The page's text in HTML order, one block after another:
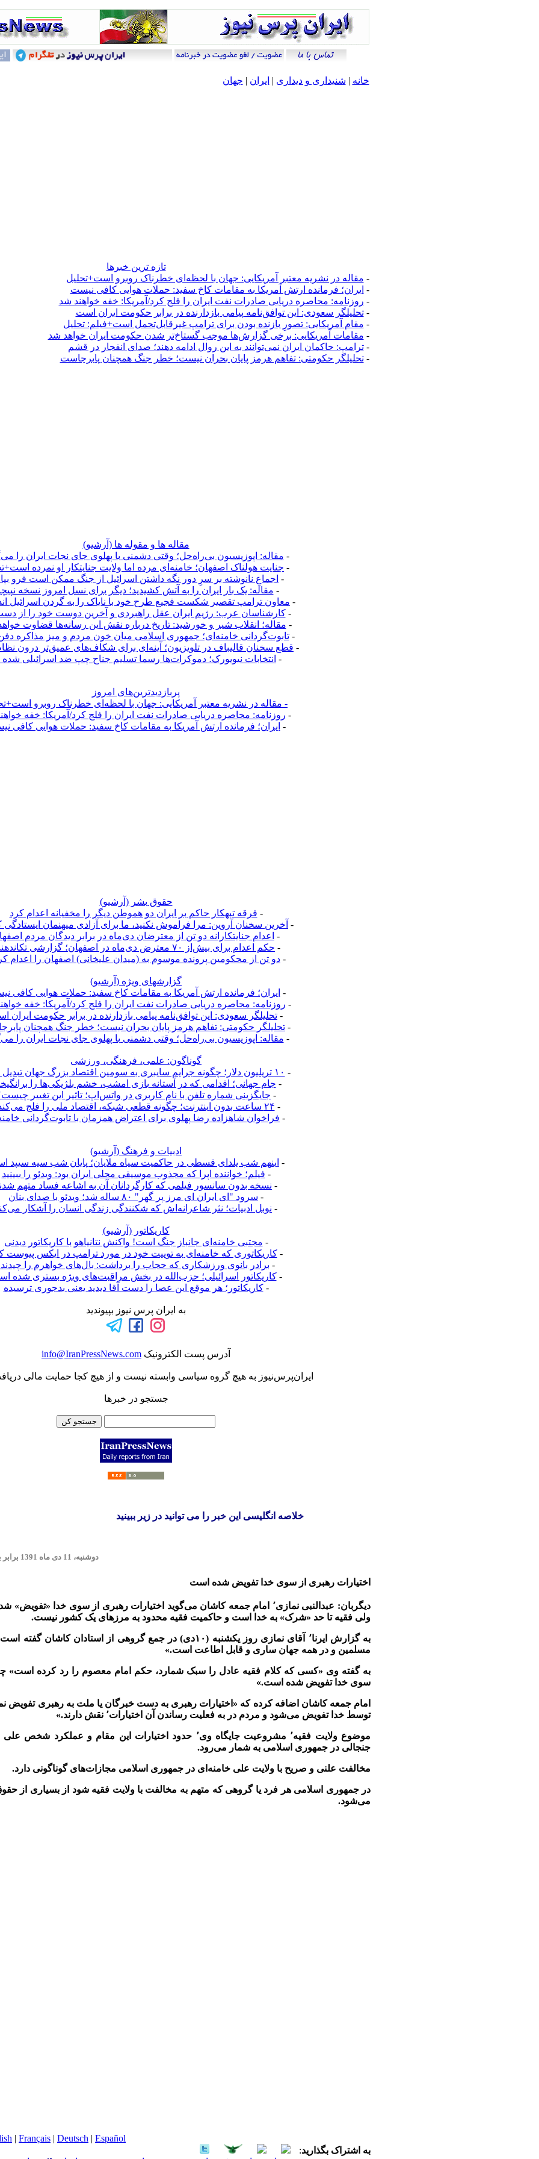
خانه | شنيداری و ديداری | ایران | جهان
تازه ترين خبرها
- مقاله در نشریه معتبر آمریکایی: جهان با لحظه‌ای خطرناک روبرو است+تحلیل
- ایران؛ فرمانده ارتش آمریکا به مقامات کاخ سفید: حملات هوایی کافی نیست
- روزنامه: محاصره دریایی صادرات نفت ایران را فلج کرد/آمریکا: خفه خواهند شد
-تحلیلگر سعودی: این توافق‌نامه پیامی بازدارنده در برابر حکومت ایران است
- مقام آمریکایی: تصورِ بازنده بودن برای ترامپ غیرقابل‌تحمل است+فیلم: تحلیل
- مقامات آمریکایی: برخی گزارش‌ها موجب گستاخ‌تر شدن حکومت ایران خواهد شد
-ترامپ: حاکمان ایران نمی‌توانند به این روال ادامه دهند؛ صدای انفجار در قشم
-تحلیلگر حکومتی: تفاهم هرمز پایان بحران نیست؛ خطر جنگ همچنان پابرجاست
مقاله ها و مقوله ها (آرشيو)
- مقاله: اپوزیسیون بی‌راه‌حل؛ وقتی دشمنی با پهلوی جای نجات ایران را
- جنایت هولناک اصفهان؛ خامنه‌ای مرده اما ولایت جنایتکار او نمرده
- اجماعِ نانوشته بر سرِ دور نگه داشتن اسرائیل از جنگ ممکن است فرو
- مقاله: یک بار ایران را به آتش کشیدید؛ دیگر برای نسل امروز نسخه
- معاون ترامپ تقصیر شکست فجیع طرح خود با نایاک را به گردن اسرائیل
-کارشناسان عرب: رژیم ایران عقل راهبردی و آخرین دوست خود را از
- مقاله؛ انقلاب شیر و خورشید: تاریخ درباره نقش این رسانه‌ها قضاوت
-تابوت‌گردانی خامنه‌ای؛ جمهوری اسلامی میان خون مردم و میز مذاکره
- قطع سخنان قالیباف در تلویزیون؛ آینه‌ای برای شکاف‌های عمیق‌تر درون
- انتخابات نیویورک؛ دموکرات‌ها رسما تسلیم جناح چپ ضد اسرائیلی شده
پربازدیدترین‌های امروز
- مقاله در نشریه معتبر آمریکایی: جهان با لحظه‌ای خطرناک روبرو
- روزنامه: محاصره دریایی صادرات نفت ایران را فلج کرد/آمریکا: خفه
- ایران؛ فرمانده ارتش آمریکا به مقامات کاخ سفید: حملات هوایی کافی
حقوق بشر (آرشيو)
- فرقه تبهکار حاکم بر ایران دو هموطن دیگر را مخفیانه اعدام کرد
- آخرین سخنان آروین: مرا فراموش نکنید، ما برای آزادی میهنمان ایستادگی
- اعدام جنایتکارانه دو تن از معترضان دی‌ماه در برابر دیدگان مردم
- حکم اعدام برای بیش‌از ۷۰ معترض دی‌ماه در اصفهان؛ گزارشی تکاندهنده
- دو تن از محکومین پرونده موسوم به (میدان علیخانی) اصفهان را اعدام
گزارشهای ویژه (آرشيو)
- ایران؛ فرمانده ارتش آمریکا به مقامات کاخ سفید: حملات هوایی کافی
- روزنامه: محاصره دریایی صادرات نفت ایران را فلج کرد/آمریکا: خفه
- تحلیلگر سعودی: این توافق‌نامه پیامی بازدارنده در برابر حکومت ایران
- تحلیلگر حکومتی: تفاهم هرمز پایان بحران نیست؛ خطر جنگ همچنان
- مقاله: اپوزیسیون بی‌راه‌حل؛ وقتی دشمنی با پهلوی جای نجات ایران را
گوناگون: علمی، فرهنگی، ورزشی
- ۱۰ تریلیون دلار؛ چگونه جرایم سایبری به سومین اقتصاد بزرگ جهان تبدیل شد؟
- جام جهانی؛ اقدامی که در آستانه بازی امشب، خشم بلژیکی‌ها را
- جایگزینی شماره تلفن با نام کاربری در واتس‌اپ؛ تاثیر این تغییر
- ۲۴ ساعت بدون اینترنت؛ چگونه قطعی شبکه، اقتصاد ملی را فلج می‌کند؟
- فراخوان شاهزاده رضا پهلوی برای اعتراض همزمان با تابوت‌گردانی
ادبیات و فرهنگ (آرشيو)
- اینهم شب یلدای قسطی در حاکمیت سیاه ملایان؛ پایان شب سیه سیپد
- فیلم؛ خواننده اپرا که مجذوب موسیقی محلی ایران بود: ویدئو را ببینید
- نسخه بدون سانسور فیلمی که کارگردانان آن به اشاعه فساد متهم
- سرود "ای ایران ای مرز پر گهر" ۸۰ ساله شد؛ ویدئو با صدای بنان
- نوبل ادبیات؛ نثر شاعرانه‌اش که شکنندگی زندگی انسان را آشکار
کاريکاتور (آرشيو)
- مجتبی خامنه‌ای جانباز جنگ است! واکنش نتانیاهو با کاریکاتور دیدنی
-کاریکاتوری که خامنه‌ای به توییت خود در مورد ترامپ در ایکس پیوست
- برادر بانوی ورزشکاری که حجاب را برداشت: بال‌های خواهرم را
-کاریکاتور اسرائیلی؛ حزب‌الله در بخش مراقبت‌های ویژه بستری شده
-کاریکاتور؛ هر موقع این عصا را دست آقا دیدید یعنی بدجوری ترسیده
به ایران پرس نیوز بپیوندید
آدرس پست الکترونيک info@IranPressNews.com
ایران‌پرس‌نیوز به هیچ گروه سیاسی وابسته نیست و از هیچ کجا حمایت مالی
جستجو در خبرها
خلاصه انگلیسی این خبر را می توانید در زیر ببینید
دوشنبه، 11 دی ماه 1391 برابر با 2012 Monday 31 December
اختیارات رهبری از سوی خدا تفویض شده است
ولی فقیه تا حد «شرک» به خدا است و حاکمیت فقیه محدود به مرز‌های یک کشور نیست.
به گزارش ایرنا٬ آقای نمازی روز یکشنبه (۱۰دی) در جمع گروهی از
مسلمین و در همه جهان ساری و قابل اطاعت است.»
به گفته وی «کسی که کلام فقیه عادل را سبک شمارد، حکم امام معصوم را رد کرده است»
سوی خدا تفویض شده است.»
امام جمعه کاشان اضافه کرده که «اختیارات رهبری به دست خبرگان یا ملت به رهبری تفویض
توسط خدا تفویض می‌شود و مردم در به فعلیت رساندن آن اختیارات٬ نقش دارند.»
موضوع ولایت فقیه٬ مشروعیت جایگاه وی٬ حدود اختیارات این مقام و
جنجالی در جمهوری اسلامی به شمار می‌رود.
مخالفت علنی و صریح با ولایت علی خامنه‌ای در جمهوری اسلامی مجازات‌های گوناگونی دارد.
در جمهوری اسلامی هر فرد یا گروهی که متهم به مخالفت با ولایت‌ فقیه شود از بسیاری از
می‌شود.
| Français | Deutsch | Español
به اشتراک بگذارید: